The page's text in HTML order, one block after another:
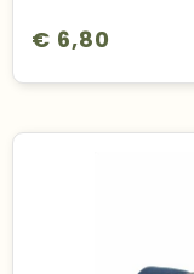
€ 6,80